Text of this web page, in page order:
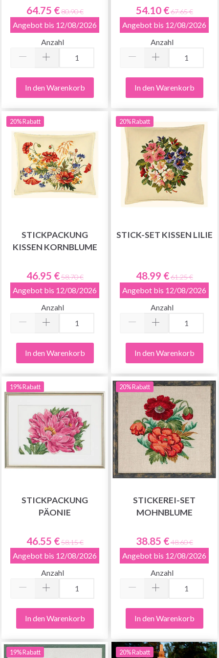
64.75 €80.90 €
Angebot bis 12/08/2026
Anzahl
In den Warenkorb
54.10 €67.65 €
Angebot bis 12/08/2026
Anzahl
In den Warenkorb
20% Rabatt
STICKPACKUNG
KISSEN KORNBLUME
46.95 €58.70 €
Angebot bis 12/08/2026
Anzahl
In den Warenkorb
20% Rabatt
STICK-SET KISSEN LILIE
48.99 €61.25 €
Angebot bis 12/08/2026
Anzahl
In den Warenkorb
19% Rabatt
STICKPACKUNG
PÄONIE
46.55 €58.15 €
Angebot bis 12/08/2026
Anzahl
In den Warenkorb
20% Rabatt
STICKEREI-SET
MOHNBLUME
38.85 €48.60 €
Angebot bis 12/08/2026
Anzahl
In den Warenkorb
19% Rabatt 20% Rabatt